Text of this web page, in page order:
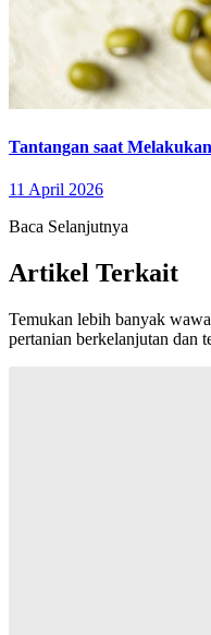
Tantangan saat
11 April 2026
Baca Selanjutnya
Artikel Terkait
Temukan lebih banyak
pertanian berkelanjutan dan